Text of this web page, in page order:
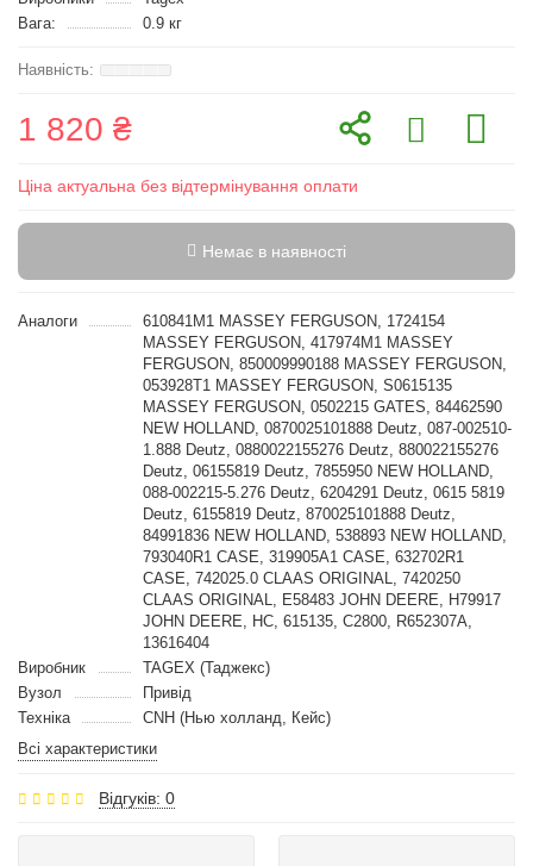
Вага:
0.9 кг
1 820 ₴
Ціна актуальна без відтермінування оплати
Немає в наявності
Аналоги
610841M1 MASSEY FERGUSON, 1724154
MASSEY FERGUSON, 417974M1 MASSEY
FERGUSON, 850009990188 MASSEY FERGUSON,
053928T1 MASSEY FERGUSON, S0615135
MASSEY FERGUSON, 0502215 GATES, 84462590
NEW HOLLAND, 0870025101888 Deutz, 087-002510-
1.888 Deutz, 0880022155276 Deutz, 880022155276
Deutz, 06155819 Deutz, 7855950 NEW HOLLAND,
088-002215-5.276 Deutz, 6204291 Deutz, 0615 5819
Deutz, 6155819 Deutz, 870025101888 Deutz,
84991836 NEW HOLLAND, 538893 NEW HOLLAND,
793040R1 CASE, 319905A1 CASE, 632702R1
CASE, 742025.0 CLAAS ORIGINAL, 7420250
CLAAS ORIGINAL, E58483 JOHN DEERE, H79917
JOHN DEERE, HC, 615135, C2800, R652307A,
13616404
Виробник
TAGEX (Таджекс)
Вузол
Привід
Техніка
CNH (Нью холланд, Кейс)
Всі характеристики
Відгуків: 0